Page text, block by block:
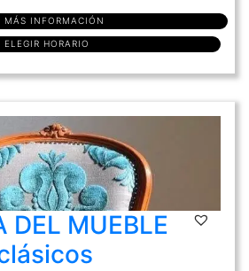
MÁS INFORMACIÓN
ELEGIR HORARIO
DEL MUEBLE